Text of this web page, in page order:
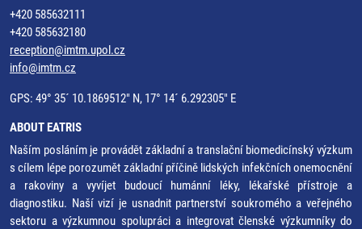
+420 585632111
+420 585632180
reception@imtm.upol.cz
info@imtm.cz
GPS: 49° 35´ 10.1869512" N, 17° 14´ 6.292305" E
ABOUT EATRIS
Naším posláním je provádět základní a translační biomedicínský výzkum
s cílem lépe porozumět základní příčině lidských infekčních onemocnění
a rakoviny a vyvíjet budoucí humánní léky, lékařské přístroje a
diagnostiku. Naší vizí je usnadnit partnerství soukromého a veřejného
sektoru a výzkumnou spolupráci a integrovat členské výzkumníky do